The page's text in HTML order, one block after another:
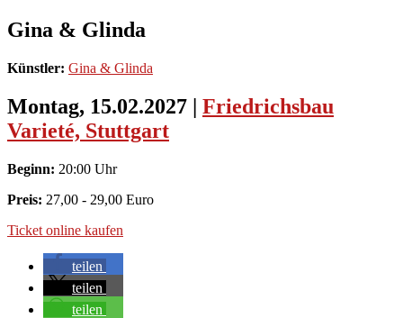
Gina & Glinda
Künstler: Gina & Glinda
Montag, 15.02.2027 | Friedrichsbau
Varieté, Stuttgart
Beginn: 20:00 Uhr
Preis: 27,00 - 29,00 Euro
Ticket online kaufen
teilen
teilen
teilen